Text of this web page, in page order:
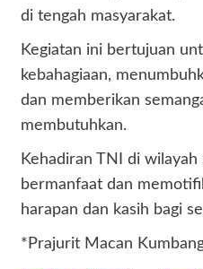
di tengah masyarakat.
Kegiatan ini bertujuan
kebahagiaan,
dan memberikan
membutuhkan.
Kehadiran TNI di wilayah
bermanfaat dan
harapan dan kasih bagi
*Prajurit Macan